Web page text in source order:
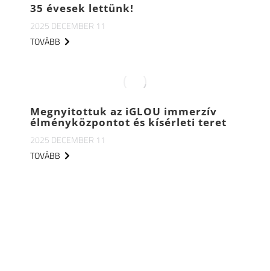
35 évesek lettünk!
2025 DECEMBER 11
TOVÁBB
Megnyitottuk az iGLOU immerzív
élményközpontot és kísérleti teret
2025 DECEMBER 11
TOVÁBB